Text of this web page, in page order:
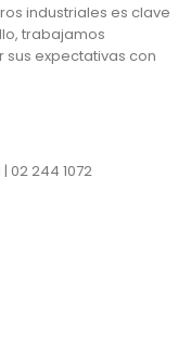
industriales es clave
trabajamos
expectativas con
02 244 1072